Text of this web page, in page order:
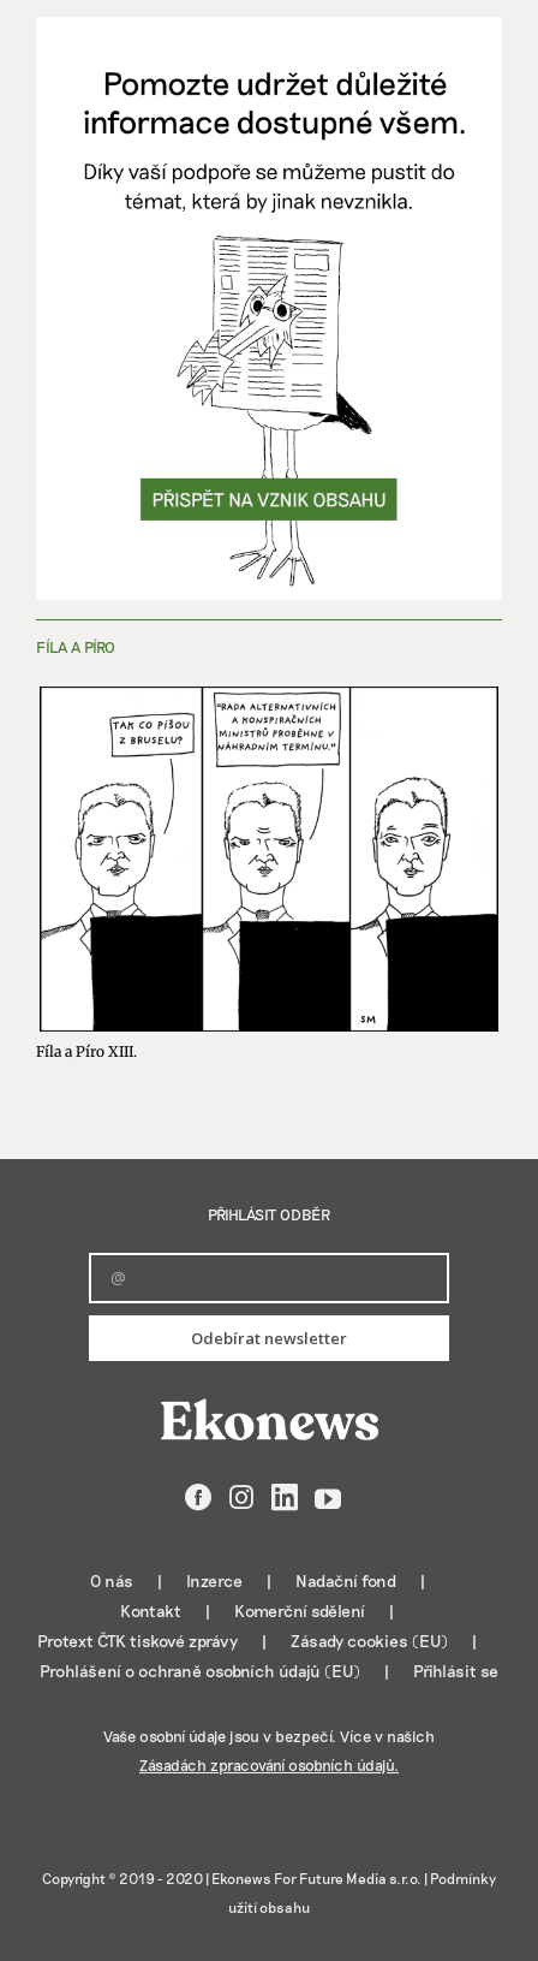
FÍLA A PÍRO
Fíla a Píro XIII.
PŘIHLÁSIT ODBĚR
Odebírat newsletter
FacebookInstagramLinkedIn
YouTube
O nás Inzerce
Nadační fond
Kontakt
Komerční sdělení
Protext ČTK tiskové zprávy
Zásady cookies (EU)
Prohlášení o ochraně osobních údajů (EU)
Přihlásit se
Vaše osobní údaje jsou v bezpečí. Více v našich
Zásadách zpracování osobních údajů.
Copyright © 2019 - 2020 | Ekonews For Future Media s.r.o. | Podmínky
užití obsahu